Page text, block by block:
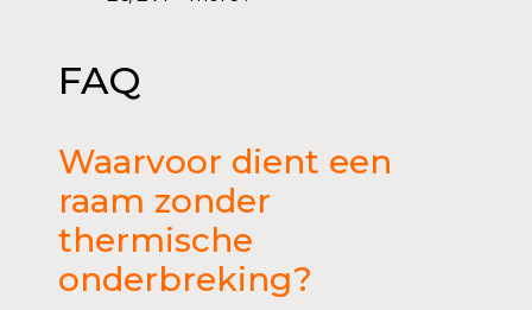
FAQ
Waarvoor dient een
raam zonder
thermische
onderbreking?